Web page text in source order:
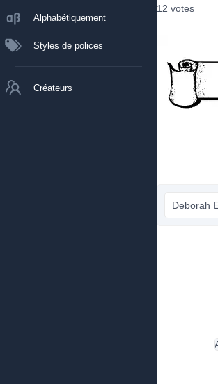
Alphabétiquement
Styles de polices
Créateurs
12 votes
Deborah